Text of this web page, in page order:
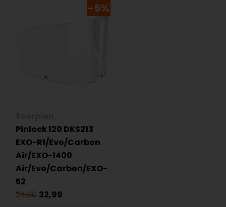
-5%
Pinlock 120 DKS213
EXO-R1/Evo/Carbon
Air/EXO-1400
Air/Evo/Carbon/EXO-
52
34,90 32,99